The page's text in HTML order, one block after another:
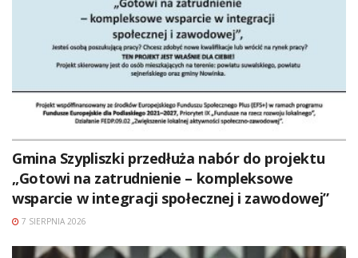
Gmina Szypliszki przedłuża nabór do projektu
„Gotowi na zatrudnienie – kompleksowe
wsparcie w integracji społecznej i zawodowej”
7 SIERPNIA 2026